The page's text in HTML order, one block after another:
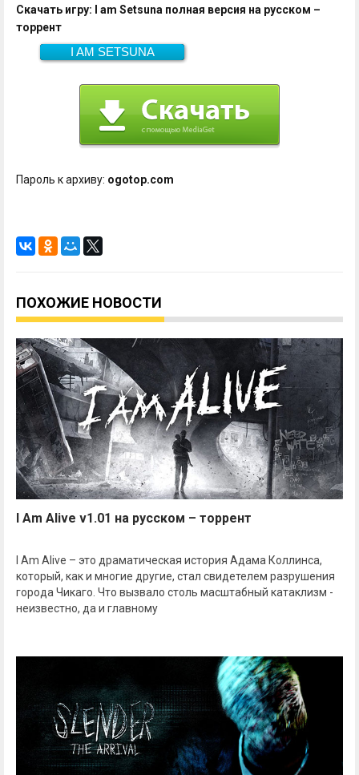
Скачать игру: I am Setsuna полная версия на русском –
торрент
I AM SETSUNA
959 Мб
Скачать
Пароль к архиву: ogotop.com
ПОХОЖИЕ НОВОСТИ
I Am Alive v1.01 на русском – торрент
I Am Alive – это драматическая история Адама Коллинса,
который, как и многие другие, стал свидетелем разрушения
города Чикаго. Что вызвало столь масштабный катаклизм -
неизвестно, да и главному